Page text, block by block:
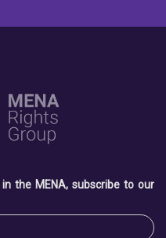
the MENA, subscribe to our